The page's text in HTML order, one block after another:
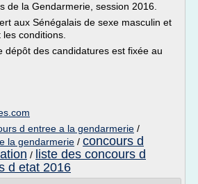
de la Gendarmerie, session 2016.
aux Sénégalais de sexe masculin et
conditions.
dépôt des candidatures est fixée au
d entree a la gendarmerie /
la gendarmerie / concours d
/ liste des concours d
d etat 2016